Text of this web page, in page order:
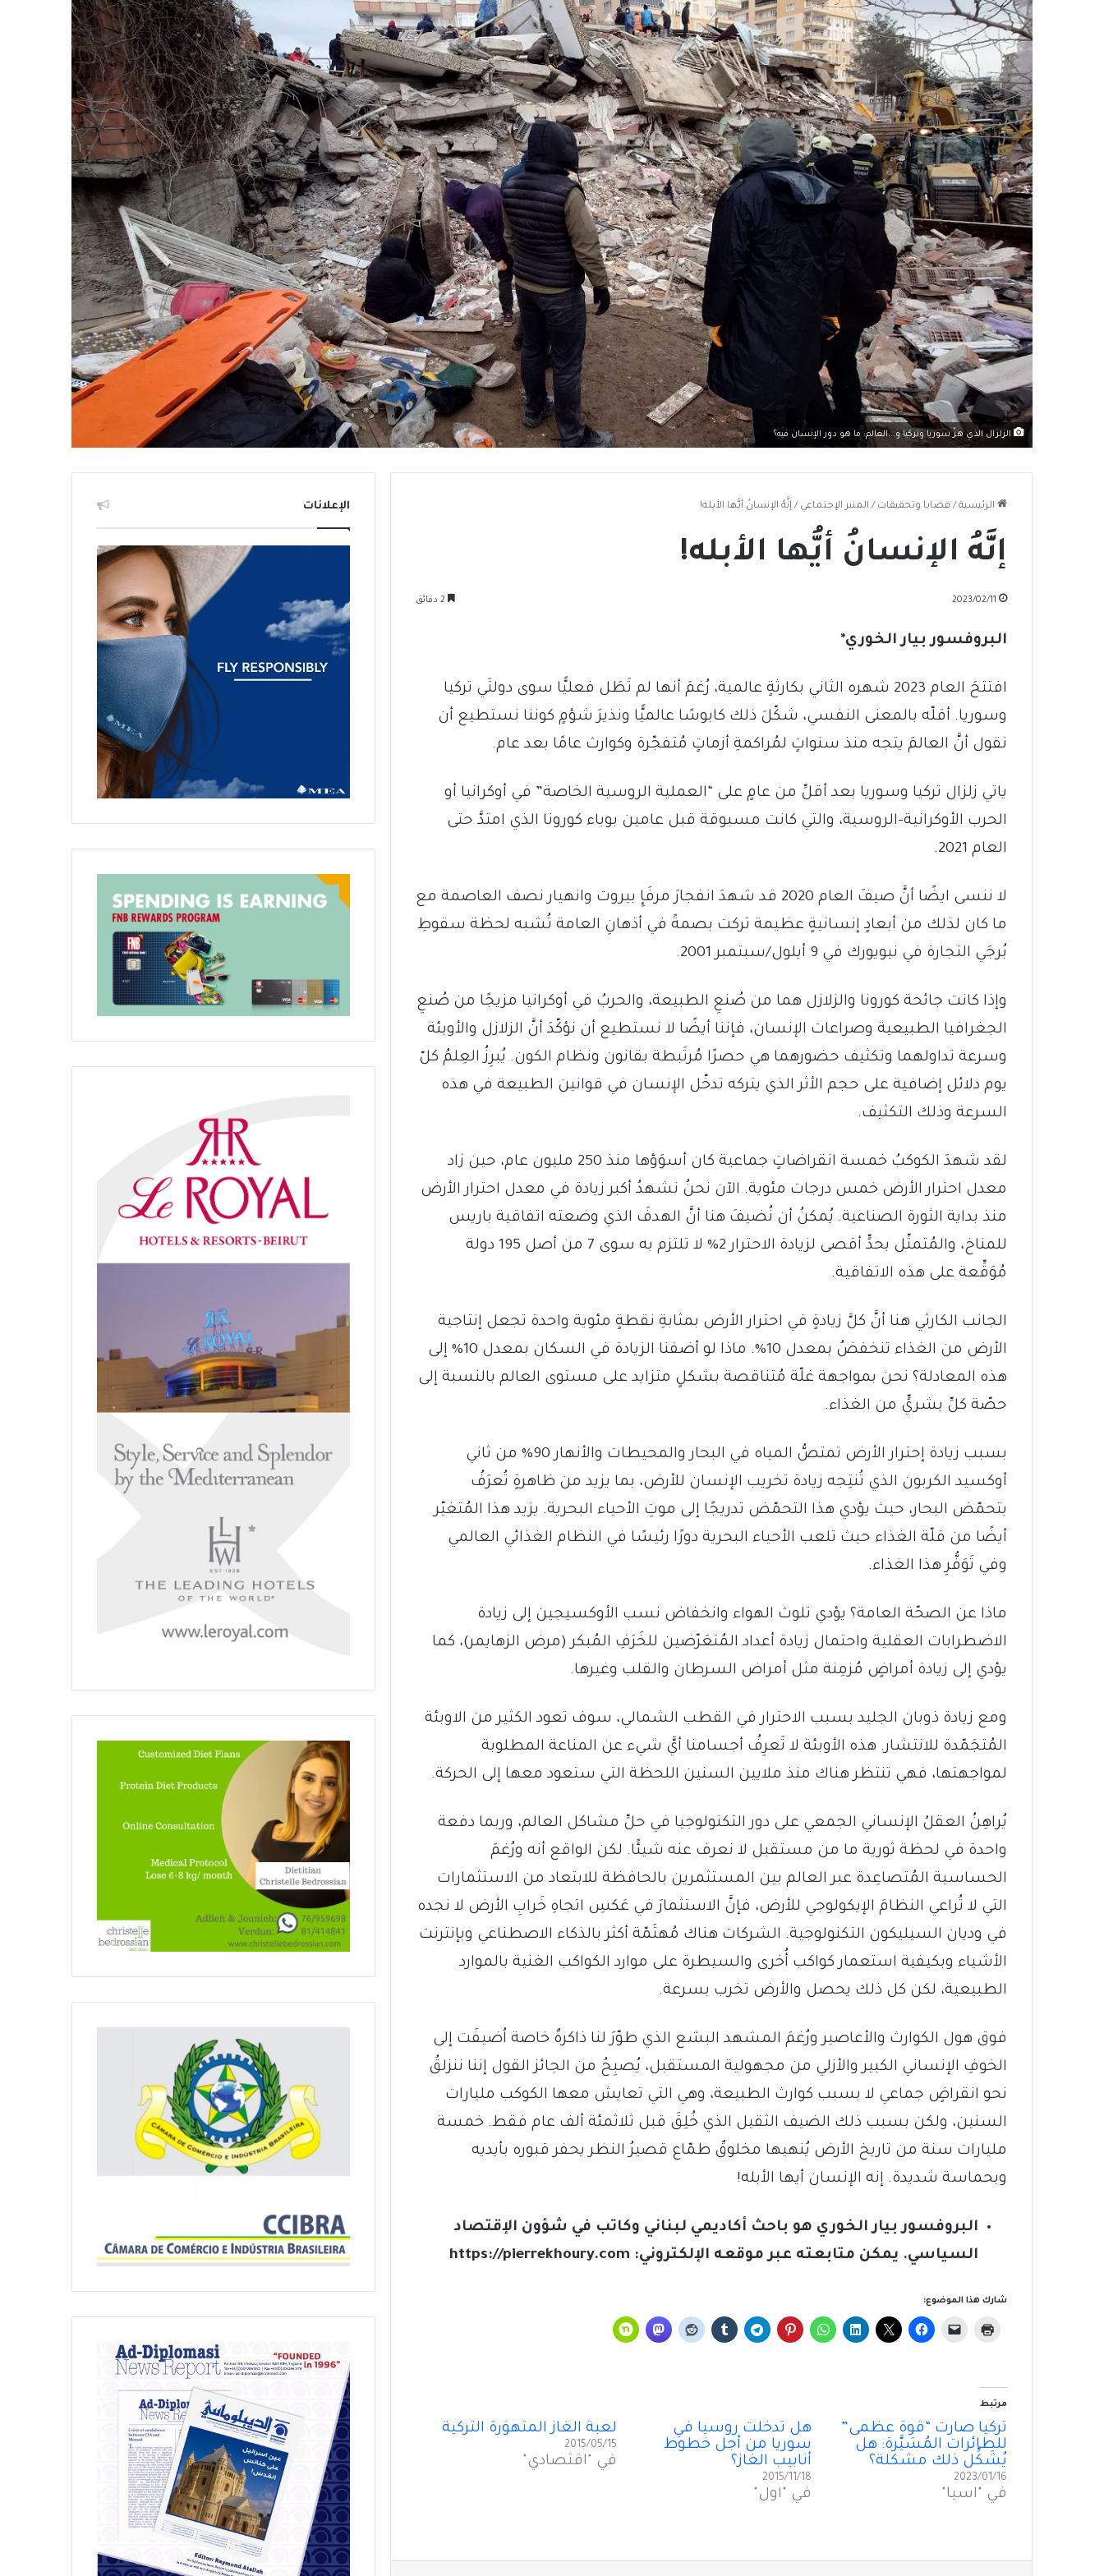
الزلزال الذي هزّ سوريا وتركيا و...العالم: ما هو دور الإنسان فيه؟
الرئيسية / قضايا وتحقيقات / المنبر الإجتماعي / إنَّهُ الإنسانُ أيُّها الأبله!
إنَّهُ الإنسانُ أيُّها الأبله!
2023/02/11
البروفسور بيار الخوري*
افتتحَ العام 2023 شهره الثاني بكارثةٍ عالمية، رُغمَ أنها لم تَطَل فعليًّا سوى دولتَي تركيا
وسوريا. أقلّه بالمعنى النفسي، شكّلَ ذلك كابوسًا عالميًّا ونذيرَ شؤمٍ كوننا نستطيع أن
نقول أنَّ العالمَ يتجه منذ سنواتٍ لمُراكمةِ أزماتٍ مُتفجّرة وكوارث عامًا بعد عام.
ياتي زلزال تركيا وسوريا بعد أقلِّ من عامٍ على “العملية الروسية الخاصة” في أوكرانيا أو
الحرب الأوكرانية-الروسية، والتي كانت مسبوقة قبل عامين بوباء كورونا الذي امتدَّ حتى
العام 2021.
لا ننسى ايضًا أنَّ صيفَ العام 2020 قد شهدَ انفجارَ مرفَإِ بيروت وانهيار نصف العاصمة مع
ما كان لذلك من أبعادٍ إنسانيةٍ عظيمة تركت بصمةً في أذهانِ العامة تُشبه لحظة سقوطِ
بُرجَي التجارة في نيويورك في 9 أيلول/سبتمبر 2001.
وإذا كانت جائحة كورونا والزلازل هما من صُنعِ الطبيعة، والحربُ في أوكرانيا مزيجًا من صُنعِ
الجغرافيا الطبيعية وصراعات الإنسان، فإننا أيضًا لا نستطيع أن نؤكّدَ أنَّ الزلازل والأوبئة
وسرعة تداولهما وتكثيف حضورهما هي حصرًا مُرتَبطة بقانون ونظام الكون. يُبرِزُ العِلمُ كلّ
يوم دلائل إضافية على حجم الأثر الذي يتركه تدخّل الإنسان في قوانين الطبيعة في هذه
السرعة وذلك التكثيف.
لقد شهدَ الكوكبُ خمسة انقراضاتٍ جماعية كان أسوَؤها منذ 250 مليون عام، حين زاد
معدل احترار الأرض خمس درجات مئوية. الآن نحنُ نشهدُ أكبر زيادة في معدل احترار الأرض
منذ بداية الثورة الصناعية. يُمكنُ أن نُضيفَ هنا أنَّ الهدفَ الذي وضعته اتفاقية باريس
للمناخ، والمُتمثّل بحدٍّ أقصى لزيادة الاحترار 2% لا تلتزم به سوى 7 من أصل 195 دولة
مُوَقِّعة على هذه الاتفاقية.
الجانب الكارثي هنا أنَّ كلَّ زيادةٍ في احترار الأرض بمثابةِ نقطةٍ مئوية واحدة تجعل إنتاجية
الأرض من الغذاء تنخفضُ بمعدل 10%. ماذا لو أضفنا الزيادة في السكان بمعدل 10% إلى
هذه المعادلة؟ نحن بمواجهة غلّة مُتناقصة بشكلٍ متزايد على مستوى العالم بالنسبة إلى
حصّة كلِّ بشريٍّ من الغذاء.
بسبب زيادة إحترار الأرض تمتصُّ المياه في البحار والمحيطات والأنهار 90% من ثاني
أوكسيد الكربون الذي تُنتِجه زيادة تخريب الإنسان للأرض، بما يزيد من ظاهرةٍ تُعرَفُ
بتحمّض البحار، حيث يؤدي هذا التحمّض تدريجًا إلى موتِ الأحياء البحرية. يزيد هذا المُتغيّر
أيضًا من قلّة الغذاء حيث تلعب الأحياء البحرية دورًا رئيسًا في النظام الغذائي العالمي
وفي تَوَفُّرِ هذا الغذاء.
ماذا عن الصحّة العامة؟ يؤدي تلوث الهواء وانخفاض نسب الأوكسيجين إلى زيادة
الاضطرابات العقلية واحتمال زيادة أعداد المُتعَرّضين للخَرَفِ المُبكر (مرض الزهايمر)، كما
يؤدي إلى زيادة أمراضٍ مُزمِنة مثل أمراض السرطان والقلب وغيرها.
ومع زيادة ذوبان الجليد بسبب الاحترار في القطب الشمالي، سوف تعود الكثير من الاوبئة
المُتجَمّدة للانتشار. هذه الأوبئة لا تَعرِفُ أجسامنا أيَّ شيء عن المناعة المطلوبة
لمواجهتها، فهي تنتظر هناك منذ ملايين السنين اللحظة التي ستعود معها إلى الحركة.
يُراهِنُ العقلُ الإنساني الجمعي على دور التكنولوجيا في حلِّ مشاكل العالم، وربما دفعة
واحدة في لحظة ثورية ما من مستقبل لا نعرف عنه شيئًا. لكن الواقع أنه ورُغمَ
الحساسية المُتصاعِدة عبر العالم بين المستثمرين بالحافظة للابتعاد من الاستثمارات
التي لا تُراعي النظامَ الإيكولوجي للأرض، فإنَّ الاستثمارَ في عَكسِ اتجاهِ خَرابِ الأرض لا نجده
في وديان السيليكون التكنولوجية. الشركات هناك مُهتَمّة أكثر بالذكاء الاصطناعي وبإنترنت
الأشياء وبكيفية استعمار كواكب أُخرى والسيطرة على موارد الكواكب الغنية بالموارد
الطبيعية، لكن كل ذلك يحصل والأرض تخرب بسرعة.
فوق هول الكوارث والأعاصير ورُغمَ المشهد البشع الذي طوّرَ لنا ذاكرةٌ خاصة اُضيفَت إلى
الخوفِ الإنساني الكبير والأزلي من مجهولية المستقبل، يُصبِحُ من الجائز القول إننا ننزلقُ
نحو انقراضٍ جماعي لا بسبب كوارث الطبيعة، وهي التي تعايش معها الكوكب مليارات
السنين، ولكن بسبب ذلك الضيف الثقيل الذي خُلِقَ قبل ثلاثمئة ألف عام فقط. خمسة
مليارات سنة من تاريخ الأرض يُنهيها مخلوقٌ طمّاع قصيرُ النظر يحفر قبوره بأيديه
وبحماسة شديدة. إنه الإنسان أيها الأبله!
البروفسور بيار الخوري هو باحث أكاديمي لبناني وكاتب في شؤون الإقتصاد
السياسي. يمكن متابعته عبر موقعه الإلكتروني: https://pierrekhoury.com
شارك هذا الموضوع:
مرتبط
تركيا صارت “قوة عظمى”
للطائرات المُسَيَّرة: هل
يُشَكِّل ذلك مشكلة؟
2023/01/16
في "آسيا"
هل تدخّلت روسيا في
سوريا من أجل خطوط
أنابيب الغاز؟
2015/11/18
في "أول"
لعبة الغاز المتهوِّرة التركية
2015/05/15
في "اقتصادي"
أَمنُ الخليج في زمنِ التحوُّلات الكبرى (4 من 5)
الإعلانات